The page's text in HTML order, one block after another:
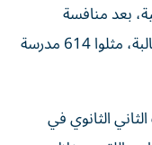
بعد منافسة
استثنائية شارك فيها 132563 طالباً وطالبة، مثلوا 614 مدرسة
الثانوي في